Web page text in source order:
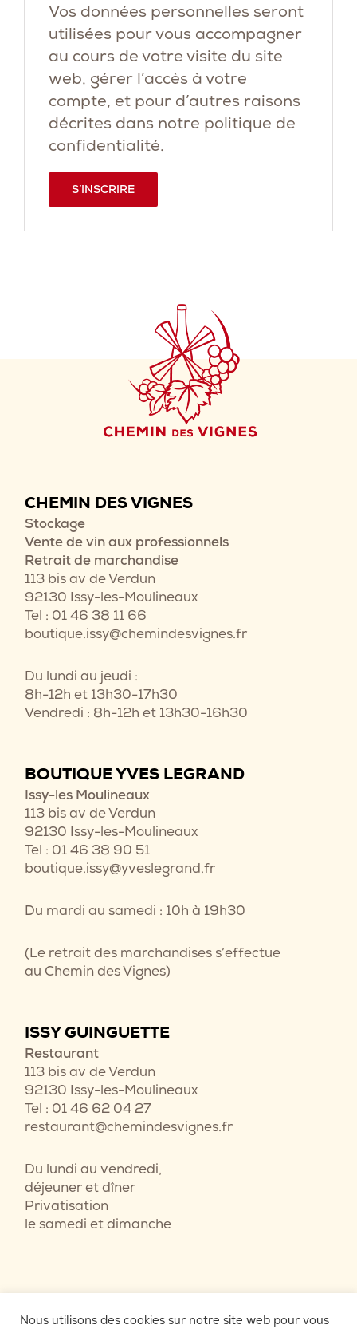
Vos données personnelles seront
utilisées pour vous accompagner
au cours de votre visite du site
web, gérer l’accès à votre
compte, et pour d’autres raisons
décrites dans notre politique de
confidentialité.
S’INSCRIRE
CHEMIN DES VIGNES
Stockage
Vente de vin aux professionnels
Retrait de marchandise
113 bis av de Verdun
92130 Issy-les-Moulineaux
Tel : 01 46 38 11 66
boutique.issy@chemindesvignes.fr
Du lundi au jeudi :
8h-12h et 13h30-17h30
Vendredi : 8h-12h et 13h30-16h30
BOUTIQUE YVES LEGRAND
Issy-les Moulineaux
113 bis av de Verdun
92130 Issy-les-Moulineaux
Tel : 01 46 38 90 51
boutique.issy@yveslegrand.fr
Du mardi au samedi : 10h à 19h30
(Le retrait des marchandises s’effectue
au Chemin des Vignes)
ISSY GUINGUETTE
Restaurant
113 bis av de Verdun
92130 Issy-les-Moulineaux
Tel : 01 46 62 04 27
restaurant@chemindesvignes.fr
Du lundi au vendredi,
déjeuner et dîner
Privatisation
le samedi et dimanche
Nous utilisons des cookies sur notre site web pour vous